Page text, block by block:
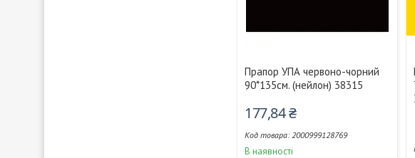
Прапор УПА червоно-чорний
90*135см. (нейлон) 38315
177,84 ₴
2000999128769
В наявності